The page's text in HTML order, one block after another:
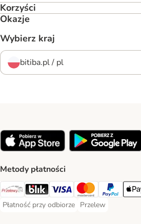
Korzyści
Okazje
Wybierz kraj
bitiba.pl / pl
Metody płatności
Przelewy24 Payment Method
Blik Payment Method
VISA Payment Method
MasterCardPayPal
Płatność przy odbiorze
Płatność przy odbiorze Payment Method
Przelew
Przelew Payment